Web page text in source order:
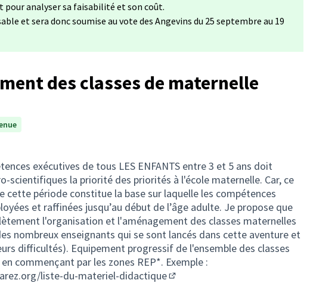
analyser sa faisabilité et son coût.
et sera donc soumise au vote des Angevins du 25 septembre au 19
des classes de maternelle
exécutives de tous LES ENFANTS entre 3 et 5 ans doit
scientifiques la priorité des priorités à l'école maternelle. Car, ce
cette période constitue la base sur laquelle les compétences
et raffinées jusqu’au début de l’âge adulte. Je propose que
l'organisation et l'aménagement des classes maternelles
nombreux enseignants qui se sont lancés dans cette aventure et
difficultés). Equipement progressif de l'ensemble des classes
commençant par les zones REP*. Exemple :
liste-du-materiel-didactique